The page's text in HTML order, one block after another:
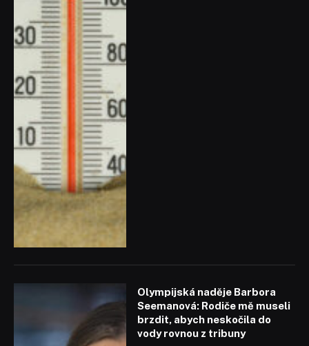
Olympijská naděje Barbora
Seemanová: Rodiče mě museli
brzdit, abych neskočila do
vody rovnou z tribuny